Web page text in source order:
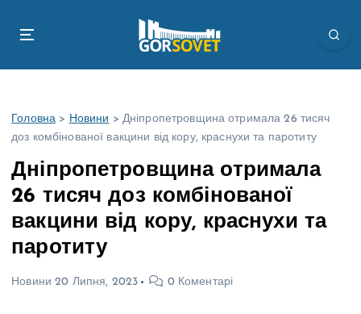
Головна > Новини > Дніпропетровщина отримала 26 тисяч
доз комбінованої вакцини від кору, краснухи та паротиту
Дніпропетровщина отримала
26 тисяч доз комбінованої
вакцини від кору, краснухи та
паротиту
Новини 20 Липня, 2023 0 Коментарі